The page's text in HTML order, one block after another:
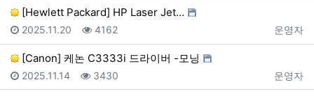
[Hewlett Packard] HP Laser Jet…
등록자
운영자
등록일
2025.11.20 조회
4162
[Canon] 케논 C3333i 드라이버 -모닝
등록자
운영자
등록일
2025.11.14 조회
3430